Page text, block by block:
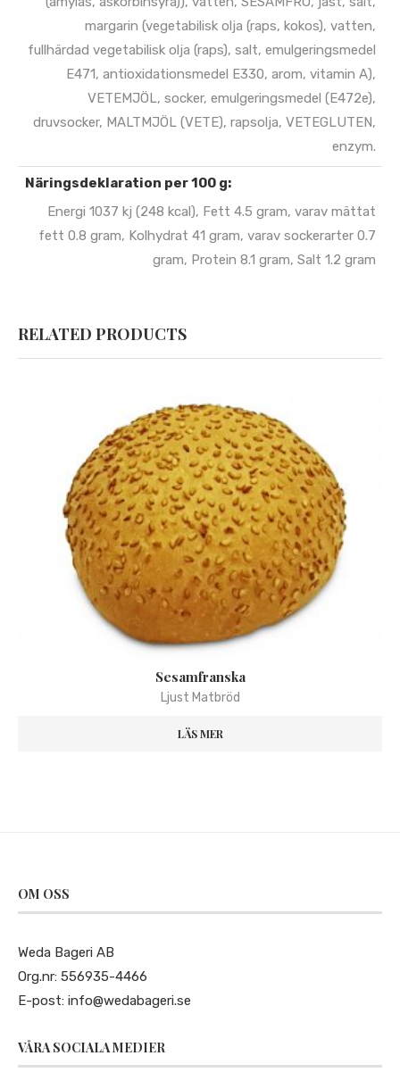
margarin (vegetabilisk olja (raps, kokos), vatten,
fullhärdad vegetabilisk olja (raps), salt, emulgeringsmedel
E471, antioxidationsmedel E330, arom, vitamin A),
VETEMJÖL, socker, emulgeringsmedel (E472e),
druvsocker, MALTMJÖL (VETE), rapsolja, VETEGLUTEN,
enzym.
Näringsdeklaration per 100 g:
Energi 1037 kj (248 kcal), Fett 4.5 gram, varav mättat
fett 0.8 gram, Kolhydrat 41 gram, varav sockerarter 0.7
gram, Protein 8.1 gram, Salt 1.2 gram
RELATED PRODUCTS
Sesamfranska
Ljust Matbröd
LÄS MER
OM OSS
Weda Bageri AB
Org.nr: 556935-4466
E-post: info@wedabageri.se
VÅRA SOCIALA MEDIER